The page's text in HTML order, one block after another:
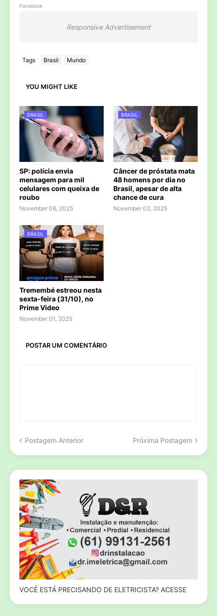
Facebook
Responsive Advertisement
Tags Brasil Mundo
YOU MIGHT LIKE
BRASIL
SP: polícia envia
mensagem para mil
celulares com queixa de
roubo
November 06, 2025
BRASIL
Câncer de próstata mata
48 homens por dia no
Brasil, apesar de alta
chance de cura
November 02, 2025
BRASIL
Tremembé estreou nesta
sexta-feira (31/10), no
Prime Video
November 01, 2025
POSTAR UM COMENTÁRIO
Postagem Anterior Próxima Postagem
VOCÊ ESTÁ PRECISANDO DE ELETRICISTA? ACESSE